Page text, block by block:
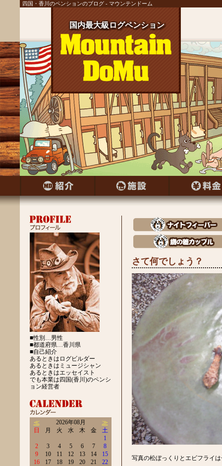
四国・香川のペンションのブログ - マウンテンドーム
国内最大級ログペンション
国内最大級ログペンション
国内最大級ログペンション
国内最大級ログペンション
国内最大級ログペンション
国内最大級ログペンション
国内最大級ログペンション
国内最大級ログペンション
国内最大級ログペンション
国内最大級ログペンション
国内最大級ログペンション
国内最大級ログペンション
国内最大級ログペンション
国内最大級ログペンション
国内最大級ログペンション
国内最大級ログペンション
国内最大級ログペンション
国内最大級ログペンション
国内最大級ログペンション
国内最大級ログペンション
国内最大級ログペンション
国内最大級ログペンション
国内最大級ログペンション
国内最大級ログペンション
国内最大級ログペンション
■性別…男性
■都道府県…香川県
■自己紹介
あるときはログビルダー
あるときはミュージシャン
あるときはエッセイスト
でも本業は四国(香川)のペンシ
ョン経営者
≪ 2026年08月
≫
日
月 火 水 木 金
土
1
2
3 4 5 6 7
8
9
10 11 12 13 14
15
16
17 18 19 20 21
22
さて何でしょう？
写真の松ぼっくりとエビフライ